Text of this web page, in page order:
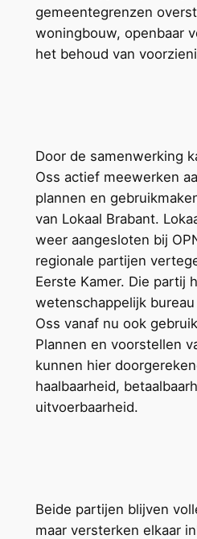
gemeentegrenzen
woningbouw, openbaar
het behoud van
Door de samenwerking
Oss actief meewerken
plannen en
van Lokaal Brabant.
weer aangesloten bij
regionale partijen
Eerste Kamer. Die partij
wetenschappelijk
Oss vanaf nu ook
Plannen en voorstellen
kunnen hier
haalbaarheid,
uitvoerbaarheid.
Beide partijen blijven
maar versterken elkaar